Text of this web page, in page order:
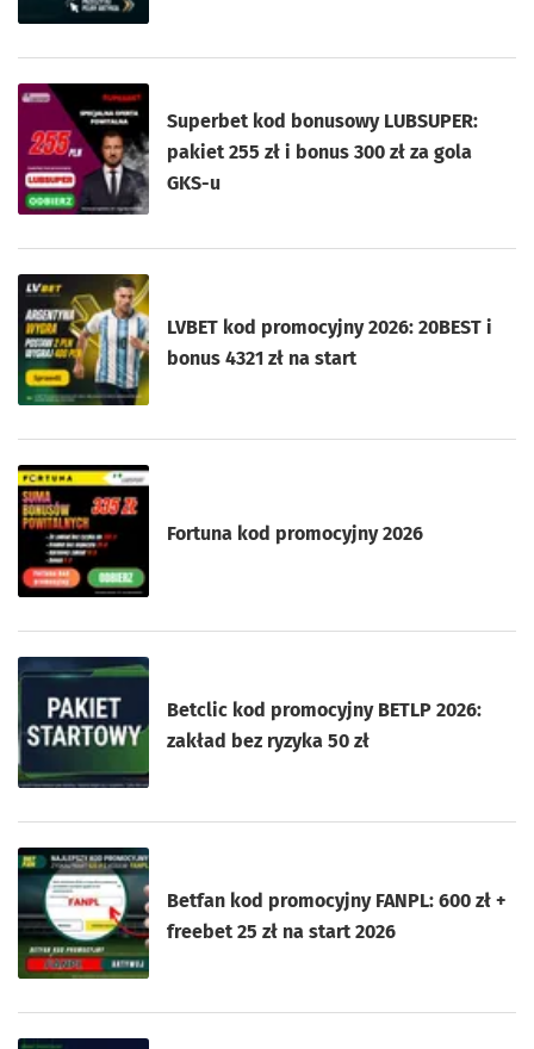
Superbet kod bonusowy LUBSUPER:
pakiet 255 zł i bonus 300 zł za gola
GKS-u
LVBET kod promocyjny 2026: 20BEST i
bonus 4321 zł na start
Fortuna kod promocyjny 2026
Betclic kod promocyjny BETLP 2026:
zakład bez ryzyka 50 zł
Betfan kod promocyjny FANPL: 600 zł +
freebet 25 zł na start 2026